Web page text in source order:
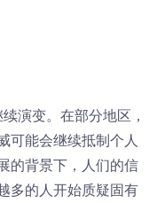
演变。在部分地区，
可能会继续抵制个人
的背景下，人们的信
多的人开始质疑固有